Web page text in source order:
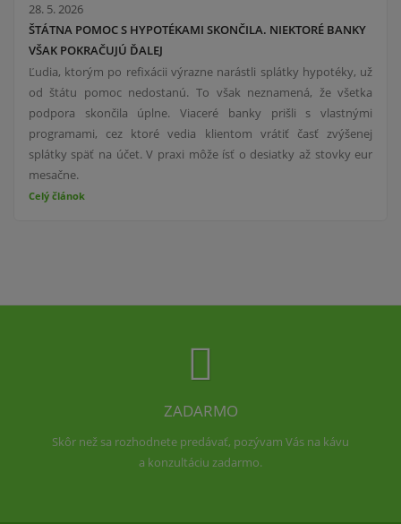
28. 5. 2026
ŠTÁTNA POMOC S HYPOTÉKAMI SKONČILA. NIEKTORÉ BANKY
VŠAK POKRAČUJÚ ĎALEJ
Ľudia, ktorým po refixácii výrazne narástli splátky hypotéky, už
od štátu pomoc nedostanú. To však neznamená, že všetka
podpora skončila úplne. Viaceré banky prišli s vlastnými
programami, cez ktoré vedia klientom vrátiť časť zvýšenej
splátky späť na účet. V praxi môže ísť o desiatky až stovky eur
mesačne.
Celý článok
ZADARMO
Skôr než sa rozhodnete predávať, pozývam Vás na kávu
a konzultáciu zadarmo.